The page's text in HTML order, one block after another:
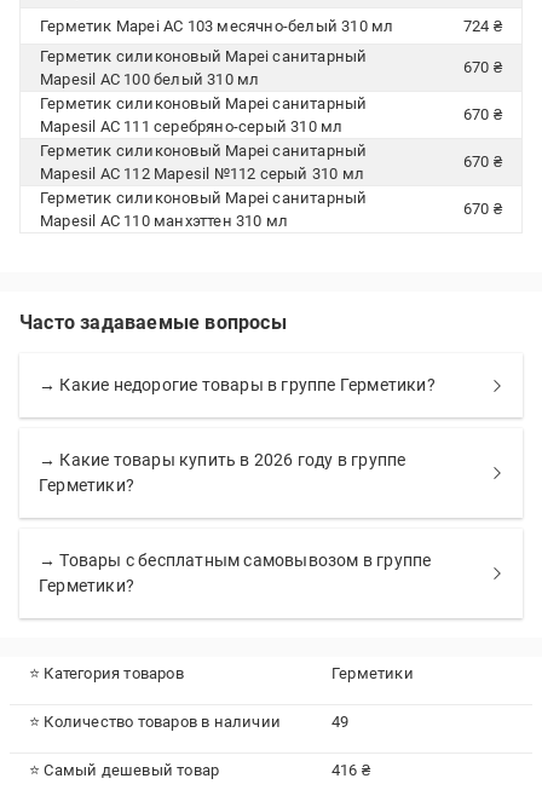
Герметик Mapei AC 103 месячно-белый 310 мл
724 ₴
Герметик силиконовый Mapei санитарный
Mapesil AC 100 белый 310 мл
670 ₴
Герметик силиконовый Mapei санитарный
Mapesil AC 111 серебряно-серый 310 мл
670 ₴
Герметик силиконовый Mapei санитарный
Mapesil AC 112 Mapesil №112 серый 310 мл
670 ₴
Герметик силиконовый Mapei санитарный
Mapesil AC 110 манхэттен 310 мл
670 ₴
Часто задаваемые вопросы
→ Какие недорогие товары в группе Герметики?
→ Какие товары купить в 2026 году в группе
Герметики?
→ Товары с бесплатным самовывозом в группе
Герметики?
⭐ Категория товаров Герметики
⭐ Количество товаров в наличии 49
⭐ Самый дешевый товар 416 ₴